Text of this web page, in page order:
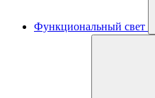
Функциональный свет